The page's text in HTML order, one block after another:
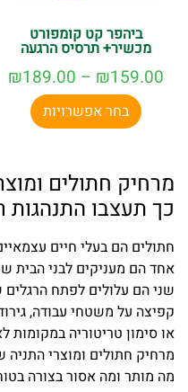
ביהפר קט קומפורט
מכשיר+ תרסיס הרגעה
₪159.00
–
₪189.00
בחר אפשרויות
מרחיק חתולים
כך תעצבו התנהגות
חתולים הם בעלי חיים
אחד הם מעניקים לבני הבית
שני הם עלולים לפתח
קפיצה על משטחי עבודה,
או סימון טריטוריה במקומות
מרחיק חתולים ומוצרי
מה מותר ומה אסור בצורה